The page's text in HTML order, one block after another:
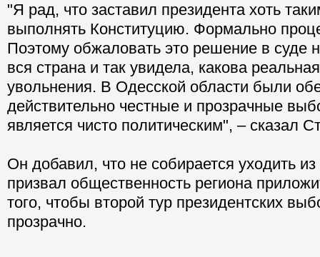
"Я рад, что заставил президента хоть
выполнять Конституцию. Формально
Поэтому обжаловать это решение в суде
вся страна и так увидела, какова
увольнения. В Одесской области были
действительно честные и прозрачные
является чисто политическим", – сказал
Он добавил, что не собирается уходить
призвал общественность региона
того, чтобы второй тур президентских
прозрачно.